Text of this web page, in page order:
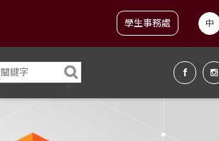
學生事務處 中